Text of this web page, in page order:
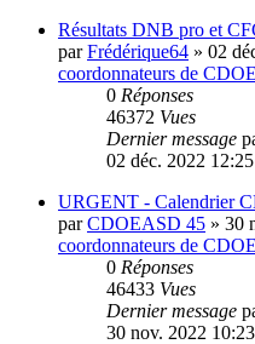
Résultats DNB pro et
parFrédérique64 » 02
coordonnateurs de
0 Réponses
46372 Vues
Dernier message
02 déc. 2022 12:25
URGENT - Calendrier
parCDOEASD 45 » 30
coordonnateurs de
0 Réponses
46433 Vues
Dernier message
30 nov. 2022 10:23